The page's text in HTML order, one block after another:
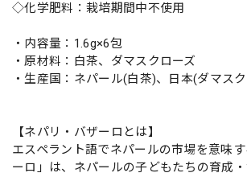
◇化学肥料：栽培期間中不使用
・内容量：1.6g×6包
・原材料：白茶、ダマスクローズ
・生産国：ネパール(白茶)、日本(ダマス
【ネパリ・バザーロとは】
エスペラント語でネパールの市場を意味
ーロ」は、ネパールの子どもたちの育成